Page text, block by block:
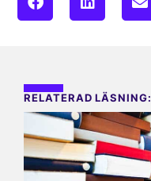
RELATERAD LÄSNING: